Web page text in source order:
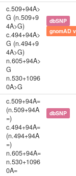
c.509+94A>
G (n.509+9
4A>G)
c.494+94A>
G (n.494+9
4A>G)
n.605+94A>
G
n.530+1096
0A>G
dbSNP
gnomAD
c.509+94A=
(n.509+94A
=)
c.494+94A=
(n.494+94A
=)
n.605+94A=
n.530+1096
0A=
dbSNP